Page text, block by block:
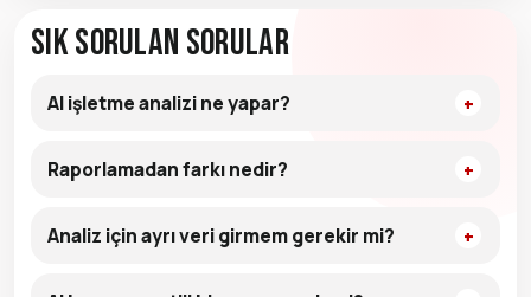
Sık Sorulan Sorular
AI işletme analizi ne yapar?
Raporlamadan farkı nedir?
Analiz için ayrı veri girmem gerekir mi?